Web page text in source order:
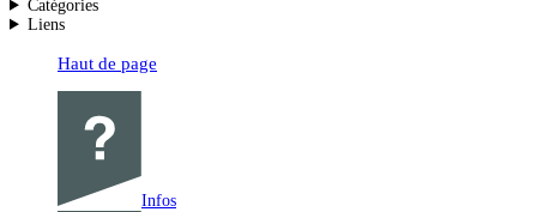
Catégories
Liens
Haut de page
Infos